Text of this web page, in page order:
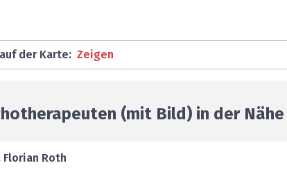
der Karte: Zeigen
(mit Bild) in der Nähe
Florian Roth